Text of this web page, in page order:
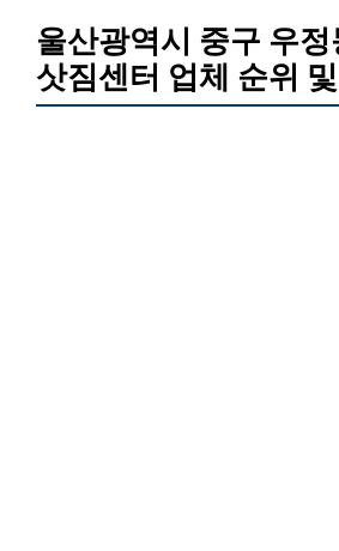
울산광역시 중구 우정
삿짐센터 업체 순위